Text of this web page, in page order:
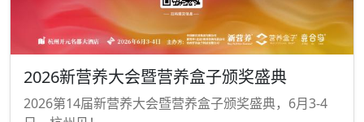
2026新营养大会暨营养盒子颁奖盛典
2026第14届新营养大会暨营养盒子颁奖盛典，6月3-4